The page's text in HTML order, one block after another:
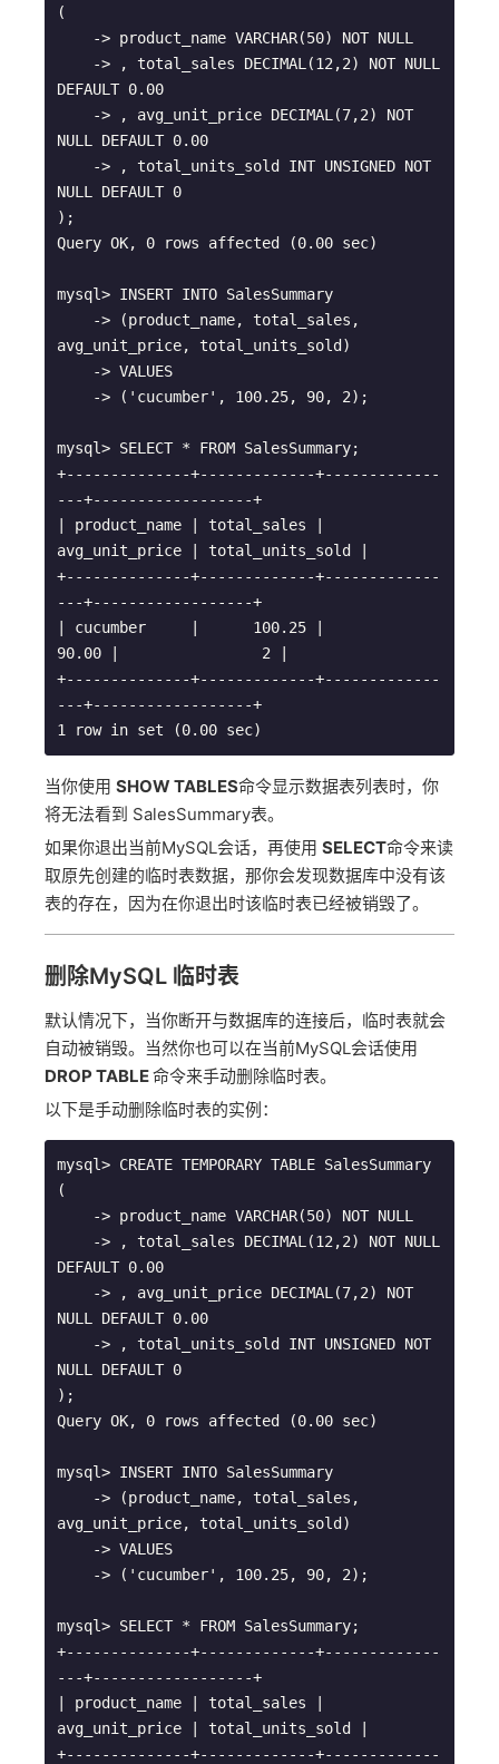
(
DEFAULT 0.00
NULL DEFAULT 0.00
NULL DEFAULT 0
);
Query OK, 0 rows affected (0.00 sec)
mysql> INSERT INTO SalesSummary
avg_unit_price, total_units_sold)
mysql> SELECT * FROM SalesSummary;
+--------------+-------------+-------------
---+------------------+
| product_name | total_sales |
avg_unit_price | total_units_sold |
+--------------+-------------+-------------
---+------------------+
| cucumber     |      100.25 |
90.00 |                2 |
+--------------+-------------+-------------
---+------------------+
当你使用 SHOW TABLES命令显示数据表列表时，你
将无法看到 SalesSummary表。
如果你退出当前MySQL会话，再使用 SELECT命令来读
取原先创建的临时表数据，那你会发现数据库中没有该
表的存在，因为在你退出时该临时表已经被销毁了。
删除MySQL 临时表
默认情况下，当你断开与数据库的连接后，临时表就会
自动被销毁。当然你也可以在当前MySQL会话使用
DROP TABLE命令来手动删除临时表。
以下是手动删除临时表的实例：
mysql> CREATE TEMPORARY TABLE SalesSummary
(
DEFAULT 0.00
NULL DEFAULT 0.00
NULL DEFAULT 0
);
Query OK, 0 rows affected (0.00 sec)
mysql> INSERT INTO SalesSummary
avg_unit_price, total_units_sold)
mysql> SELECT * FROM SalesSummary;
+--------------+-------------+-------------
---+------------------+
| product_name | total_sales |
avg_unit_price | total_units_sold |
+--------------+-------------+-------------